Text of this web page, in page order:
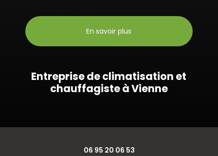
En savoir plus
Entreprise de climatisation et
chauffagiste à Vienne
06 95 20 06 53